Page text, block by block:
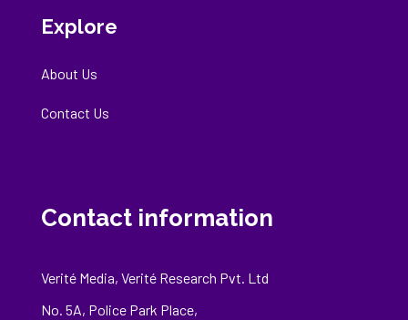
Explore
About Us
Contact Us
Contact information
Verité Media, Verité Research Pvt. Ltd
No. 5A, Police Park Place,